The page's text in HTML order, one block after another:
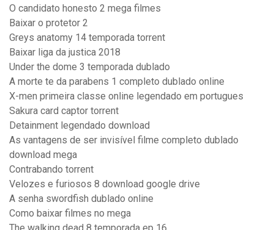
O candidato honesto 2 mega filmes
Baixar o protetor 2
Greys anatomy 14 temporada torrent
Baixar liga da justica 2018
Under the dome 3 temporada dublado
A morte te da parabens 1 completo dublado online
X-men primeira classe online legendado em portugues
Sakura card captor torrent
Detainment legendado download
As vantagens de ser invisível filme completo dublado
download mega
Contrabando torrent
Velozes e furiosos 8 download google drive
A senha swordfish dublado online
Como baixar filmes no mega